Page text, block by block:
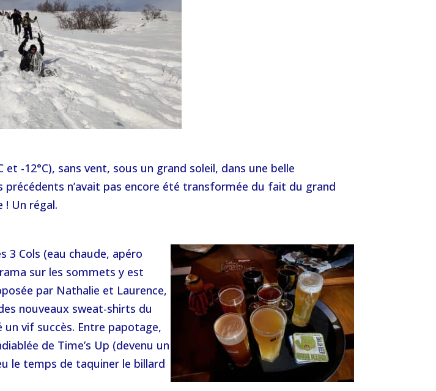
-12°C), sans vent, sous un grand soleil, dans une belle
n’avait pas encore été transformée du fait du grand
! Un régal.
3 Cols (eau chaude, apéro
sur les sommets y est
par Nathalie et Laurence,
nouveaux sweat-shirts du
vif succès. Entre papotage,
de Time’s Up (devenu un
le temps de taquiner le billard